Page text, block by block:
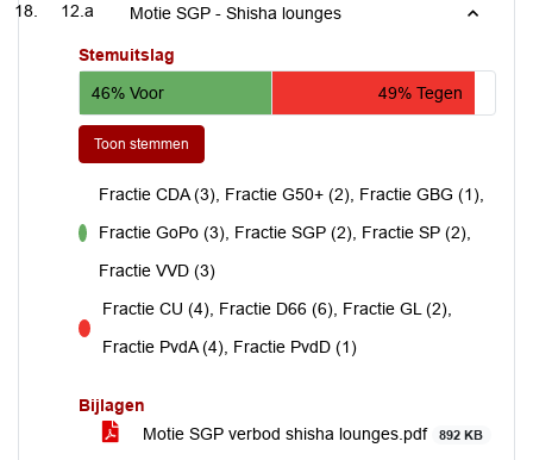
12.a Motie SGP - Shisha lounges
Stemuitslag
46% Voor
49% Tegen
Toon stemmen
Fractie CDA (3), Fractie G50+ (2), Fractie GBG (1),
Fractie GoPo (3), Fractie SGP (2), Fractie SP (2),
Fractie VVD (3)
tegen
Fractie CU (4), Fractie D66 (6), Fractie GL (2),
Fractie PvdA (4), Fractie PvdD (1)
Bijlagen
Motie SGP verbod shisha lounges.pdf
892 KB